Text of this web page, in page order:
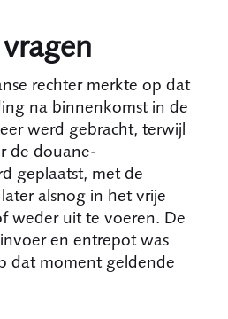
rechter merkte op dat
na binnenkomst in de
werd gebracht, terwijl
de douane-
geplaatst, met de
alsnog in het vrije
weder uit te voeren. De
en entrepot was
dat moment geldende